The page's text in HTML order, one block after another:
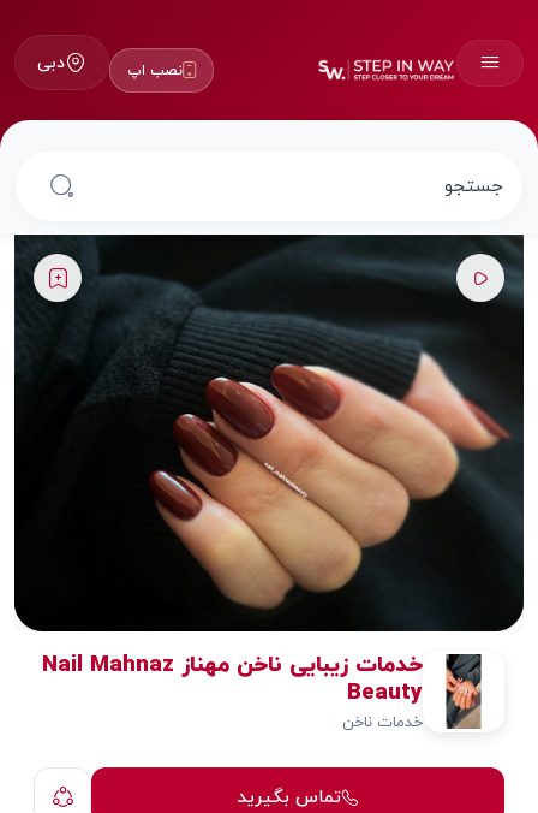
نصب اپ دبی
خدمات زیبایی ناخن مهناز Nail Mahnaz
Beauty
خدمات ناخن
تماس بگیرید